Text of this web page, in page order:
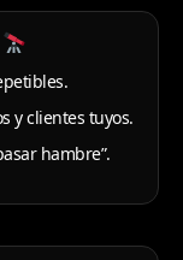
y clientes tuyos.
hambre”.